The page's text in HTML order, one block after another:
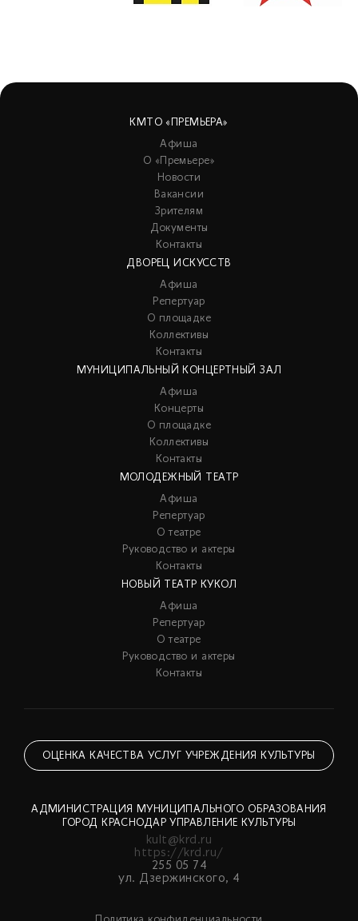
КМТО «ПРЕМЬЕРА»
Афиша
О «Премьере»
Новости
Вакансии
Зрителям
Документы
Контакты
ДВОРЕЦ ИСКУССТВ
Афиша
Репертуар
О площадке
Коллективы
Контакты
МУНИЦИПАЛЬНЫЙ КОНЦЕРТНЫЙ ЗАЛ
Афиша
Концерты
О площадке
Коллективы
Контакты
МОЛОДЕЖНЫЙ ТЕАТР
Афиша
Репертуар
О театре
Руководство и актеры
Контакты
НОВЫЙ ТЕАТР КУКОЛ
Афиша
Репертуар
О театре
Руководство и актеры
Контакты
ОЦЕНКА КАЧЕСТВА УСЛУГ УЧРЕЖДЕНИЯ КУЛЬТУРЫ
АДМИНИСТРАЦИЯ МУНИЦИПАЛЬНОГО ОБРАЗОВАНИЯ
ГОРОД КРАСНОДАР УПРАВЛЕНИЕ КУЛЬТУРЫ
kult@krd.ru
https://krd.ru/
255 05 74
ул. Дзержинского, 4